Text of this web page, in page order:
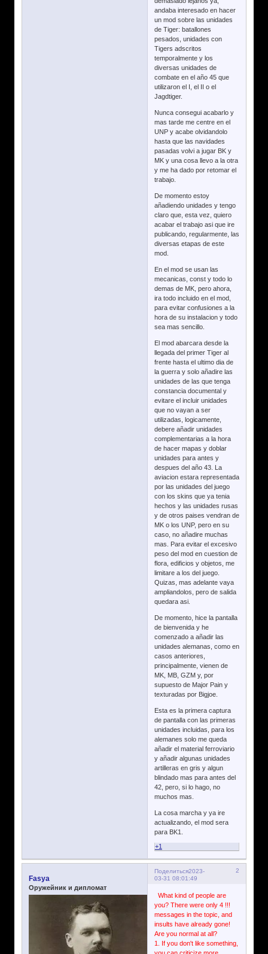
andaba interesado en hacer
un mod sobre las unidades
de Tiger: batallones
pesados, unidades con
Tigers adscritos
temporalmente y los
diversas unidades de
combate en el año 45 que
utilizaron el I, el II o el
Jagdtiger.
Nunca consegui acabarlo y
mas tarde me centre en el
UNP y acabe olvidandolo
hasta que las navidades
pasadas volvi a jugar BK y
MK y una cosa llevo a la otra
y me ha dado por retomar el
trabajo.
De momento estoy
añadiendo unidades y tengo
claro que, esta vez, quiero
acabar el trabajo asi que ire
publicando, regularmente, las
diversas etapas de este
mod.
En el mod se usan las
mecanicas, const y todo lo
demas de MK, pero ahora,
ira todo incluido en el mod,
para evitar confusiones a la
hora de su instalacion y todo
sea mas sencillo.
El mod abarcara desde la
llegada del primer Tiger al
frente hasta el ultimo dia de
la guerra y solo añadire las
unidades de las que tenga
constancia documental y
evitare el incluir unidades
que no vayan a ser
utilizadas, logicamente,
debere añadir unidades
complementarias a la hora
de hacer mapas y doblar
unidades para antes y
despues del año 43. La
aviacion estara representada
por las unidades del juego
con los skins que ya tenia
hechos y las unidades rusas
y de otros paises vendran de
MK o los UNP, pero en su
caso, no añadire muchas
mas. Para evitar el excesivo
peso del mod en cuestion de
flora, edificios y objetos, me
limitare a los del juego.
Quizas, mas adelante vaya
ampliandolos, pero de salida
quedara asi.
De momento, hice la pantalla
de bienvenida y he
comenzado a añadir las
unidades alemanas, como en
casos anteriores,
principalmente, vienen de
MK, MB, GZM y, por
supuesto de Major Pain y
texturadas por Bigjoe.
Esta es la primera captura
de pantalla con las primeras
unidades incluidas, para los
alemanes solo me queda
añadir el material ferroviario
y añadir algunas unidades
artilleras en gris y algun
blindado mas para antes del
42, pero, si lo hago, no
muchos mas.
La cosa marcha y ya ire
actualizando, el mod sera
para BK1.
+1
Поделиться 2
2023-
03-31 08:01:49
Fasya
Оружейник и дипломат
What kind of people are
you? There were only 4 !!!
messages in the topic, and
insults have already gone!
Are you normal at all?
1. If you don't like something,